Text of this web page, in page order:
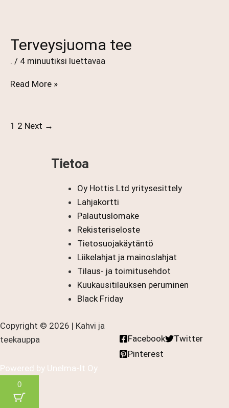
Terveysjuoma tee
. / 4 minuutiksi luettavaa
Terveysjuoma
Read More »
1 2 Next →
Tietoa
Oy Hottis Ltd yritysesittely
Lahjakortti
Palautuslomake
Rekisteriseloste
Tietosuojakäytäntö
Liikelahjat ja mainoslahjat
Tilaus- ja toimitusehdot
Kuukausitilauksen peruminen
Black Friday
Copyright © 2026 | Kahvi ja
teekauppa
Powered by Unelma-It Oy
Facebook
Twitter
Pinterest
0